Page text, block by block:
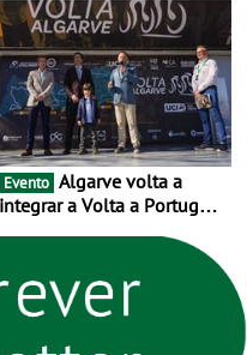
novo ciclo rumo ao
centenário
Evento
integrar a Volta a Portugal